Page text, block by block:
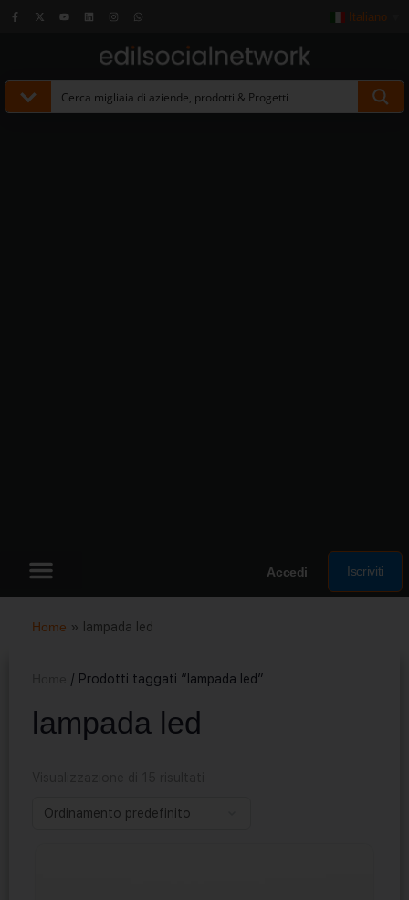
Italiano
Accedi Iscriviti
Home » lampada led
/ Prodotti taggati “lampada led”
lampada led